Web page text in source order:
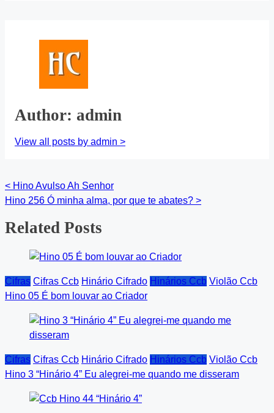
Author: admin
View all posts by admin >
Posts
< Hino Avulso Ah Senhor
Hino 256 Ó minha alma, por que te abates? >
Related Posts
Cifras Cifras Ccb Hinário Cifrado Hinários Ccb Violão Ccb
Hino 05 É bom louvar ao Criador
Cifras Cifras Ccb Hinário Cifrado Hinários Ccb Violão Ccb
Hino 3 “Hinário 4” Eu alegrei-me quando me disseram